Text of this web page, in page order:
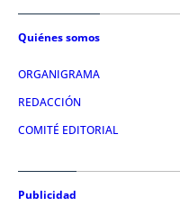
Quiénes somos
ORGANIGRAMA
REDACCIÓN
COMITÉ EDITORIAL
Publicidad